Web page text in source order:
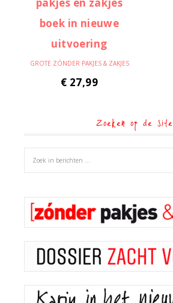
GROTE ZÓNDER PAKJES & ZAKJES
€ 27,99
Zoeken op de site